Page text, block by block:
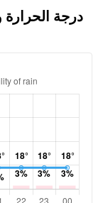
درجة الحرارة